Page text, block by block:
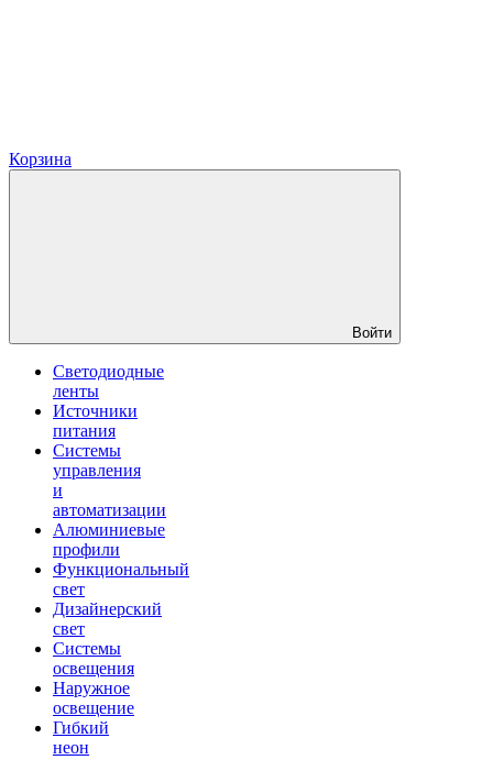
Корзина
Войти
Светодиодные
ленты
Источники
питания
Системы
управления
и
автоматизации
Алюминиевые
профили
Функциональный
свет
Дизайнерский
свет
Системы
освещения
Наружное
освещение
Гибкий
неон